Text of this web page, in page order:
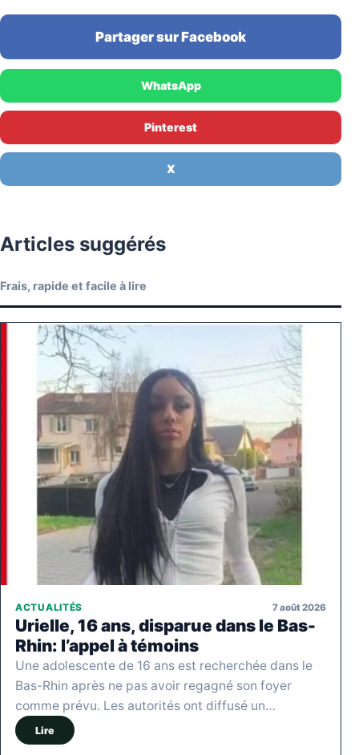
Partager sur Facebook
WhatsApp
Pinterest
X
Articles suggérés
Frais, rapide et facile à lire
ACTUALITÉS 7 août 2026
Urielle, 16 ans, disparue dans le Bas-
Rhin: l’appel à témoins
Une adolescente de 16 ans est recherchée dans le
Bas-Rhin après ne pas avoir regagné son foyer
comme prévu. Les autorités ont diffusé un…
Lire